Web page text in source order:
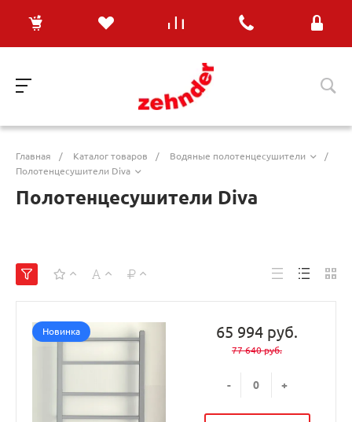
Главная / Каталог товаров / Водяные полотенцесушители
/
Полотенцесушители Diva
Полотенцесушители Diva
Новинка 65 994 руб.
77 640 руб.
- +